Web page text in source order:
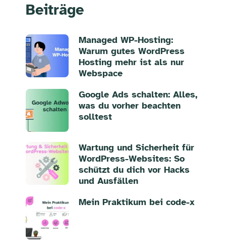
Beiträge
Managed WP-Hosting:
Warum gutes WordPress
Hosting mehr ist als nur
Webspace
Google Ads schalten: Alles,
was du vorher beachten
solltest
Wartung und Sicherheit für
WordPress-Websites: So
schützt du dich vor Hacks
und Ausfällen
Mein Praktikum bei code-x